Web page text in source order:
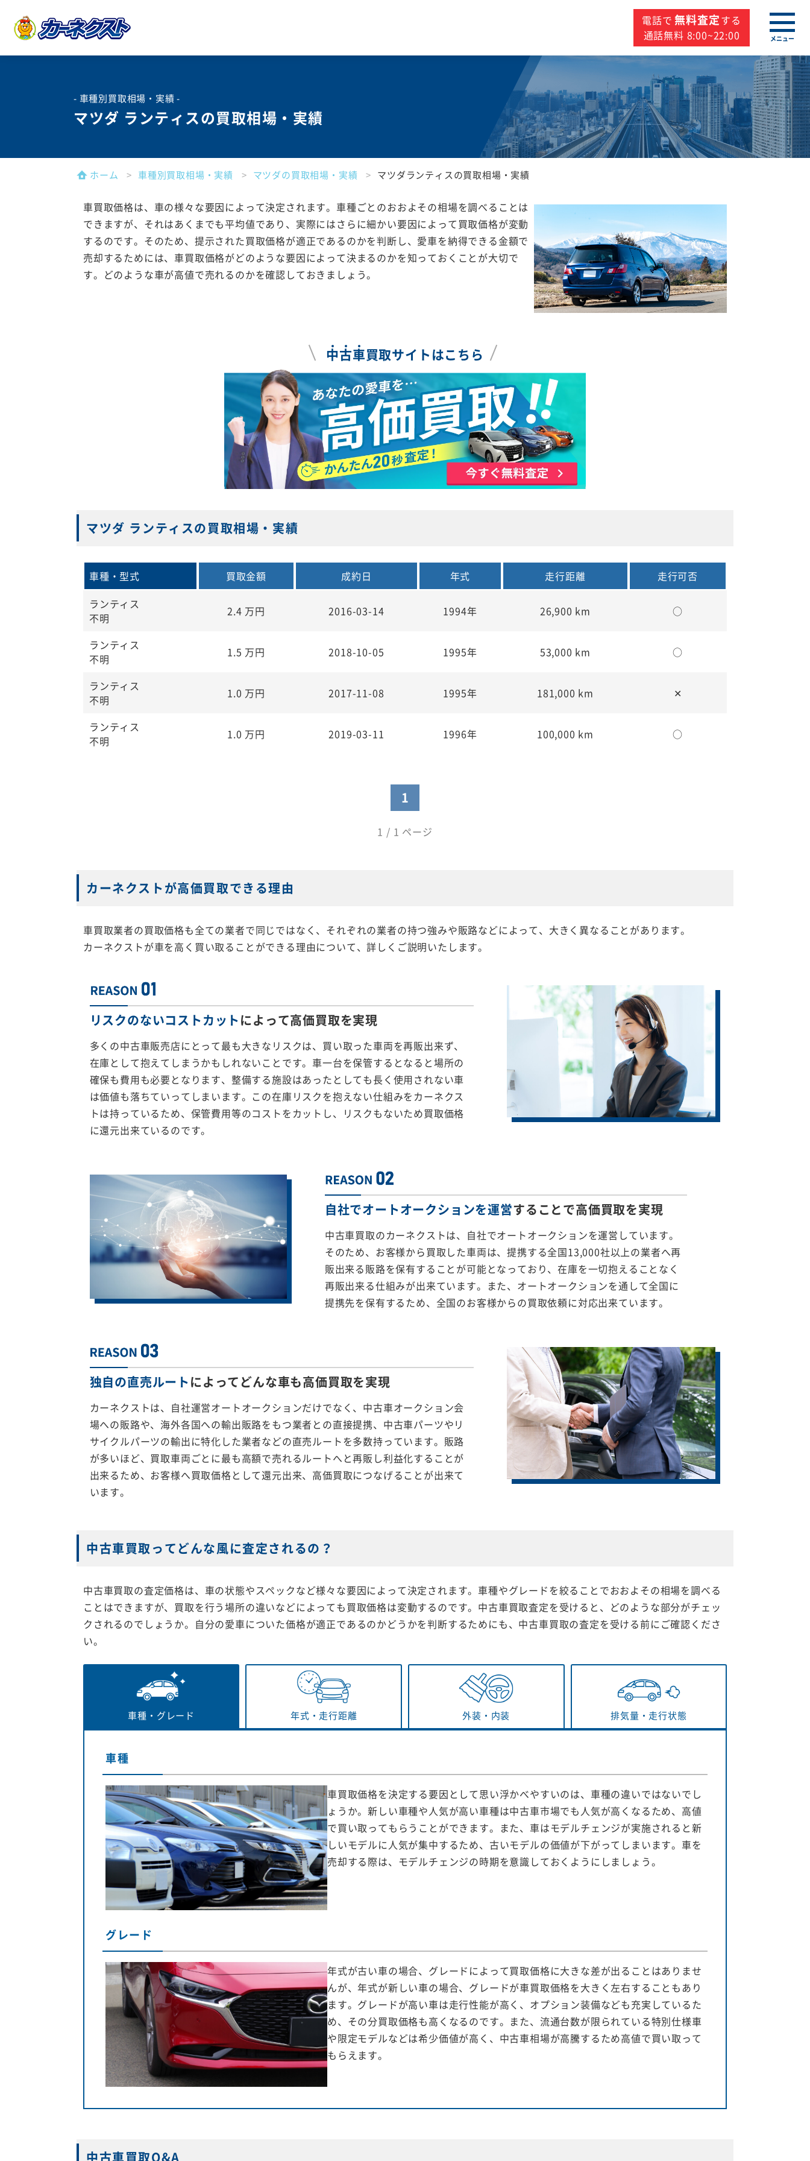
電話で 無料査定する
通話無料 8:00~22:00
メニュー
- 車種別買取相場・実績 -
マツダ ランティスの買取相場・実績
ホーム 車種別買取相場・実績 マツダの買取相場・実績 マツダランティスの買取相場・実績
車買取価格は、車の様々な要因によって決定されます。車種ごとのおおよその相場を調べることは
できますが、それはあくまでも平均値であり、実際にはさらに細かい要因によって買取価格が変動
するのです。そのため、提示された買取価格が適正であるのかを判断し、愛車を納得できる金額で
売却するためには、車買取価格がどのような要因によって決まるのかを知っておくことが大切で
す。どのような車が高値で売れるのかを確認しておきましょう。
中古車買取サイトはこちら
マツダ ランティスの買取相場・実績
車種・型式 買取金額 成約日 年式 走行距離
走行可否
ランティス
不明
2.4 万円 2016-03-14 1994年 26,900 km ○
ランティス
不明
1.5 万円 2018-10-05 1995年 53,000 km ○
ランティス
不明
1.0 万円 2017-11-08 1995年 181,000 km ✕
ランティス
不明
1.0 万円 2019-03-11 1996年 100,000 km ○
1
1 / 1 ページ
カーネクストが高価買取できる理由
車買取業者の買取価格も全ての業者で同じではなく、それぞれの業者の持つ強みや販路などによって、大きく異なることがあります。
カーネクストが車を高く買い取ることができる理由について、詳しくご説明いたします。
リスクのないコストカットによって高価買取を実現
多くの中古車販売店にとって最も大きなリスクは、買い取った車両を再販出来ず、
在庫として抱えてしまうかもしれないことです。車一台を保管するとなると場所の
確保も費用も必要となります、整備する施設はあったとしても長く使用されない車
は価値も落ちていってしまいます。この在庫リスクを抱えない仕組みをカーネクス
トは持っているため、保管費用等のコストをカットし、リスクもないため買取価格
に還元出来ているのです。
自社でオートオークションを運営することで高価買取を実現
中古車買取のカーネクストは、自社でオートオークションを運営しています。
そのため、お客様から買取した車両は、提携する全国13,000社以上の業者へ再
販出来る販路を保有することが可能となっており、在庫を一切抱えることなく
再販出来る仕組みが出来ています。また、オートオークションを通して全国に
提携先を保有するため、全国のお客様からの買取依頼に対応出来ています。
独自の直売ルートによってどんな車も高価買取を実現
カーネクストは、自社運営オートオークションだけでなく、中古車オークション会
場への販路や、海外各国への輸出販路をもつ業者との直接提携、中古車パーツやリ
サイクルパーツの輸出に特化した業者などの直売ルートを多数持っています。販路
が多いほど、買取車両ごとに最も高額で売れるルートへと再販し利益化することが
出来るため、お客様へ買取価格として還元出来、高価買取につなげることが出来て
います。
中古車買取ってどんな風に査定されるの？
中古車買取の査定価格は、車の状態やスペックなど様々な要因によって決定されます。車種やグレードを絞ることでおおよその相場を調べる
ことはできますが、買取を行う場所の違いなどによっても買取価格は変動するのです。中古車買取査定を受けると、どのような部分がチェッ
クされるのでしょうか。自分の愛車についた価格が適正であるのかどうかを判断するためにも、中古車買取の査定を受ける前にご確認くださ
い。
車種・ グレード 年式・ 走行距離 外装・ 内装 排気量・ 走行状態
車種
車買取価格を決定する要因として思い浮かべやすいのは、車種の違いではないでし
ょうか。新しい車種や人気が高い車種は中古車市場でも人気が高くなるため、高値
で買い取ってもらうことができます。また、車はモデルチェンジが実施されると新
しいモデルに人気が集中するため、古いモデルの価値が下がってしまいます。車を
売却する際は、モデルチェンジの時期を意識しておくようにしましょう。
グレード
年式が古い車の場合、グレードによって買取価格に大きな差が出ることはありませ
んが、年式が新しい車の場合、グレードが車買取価格を大きく左右することもあり
ます。グレードが高い車は走行性能が高く、オプション装備なども充実しているた
め、その分買取価格も高くなるのです。また、流通台数が限られている特別仕様車
や限定モデルなどは希少価値が高く、中古車相場が高騰するため高値で買い取って
もらえます。
中古車買取Q&A